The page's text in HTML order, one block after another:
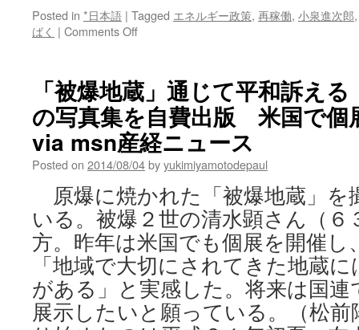
Posted in *日本語 | Tagged エネルギー政策, 再稼働, 小泉進次郎
ばく | Comments Offon
進
次
郎
氏、
原
発
再
稼
働
に
疑
義
「事
故
か
ら
「被爆地蔵」通じて平和訴え
の写真集を自費出版 米国で個
via msn産経ニュース
Posted on 2014/08/04byyukimiyamotodepaul
原爆に焼かれた「被爆地蔵」を
いる。被爆２世の清水顕さん（６
方。昨年は米国でも個展を開催し
「地域で大切にされてきた地蔵
がある」と実感した。将来は国
展示したいと願っている。（松前